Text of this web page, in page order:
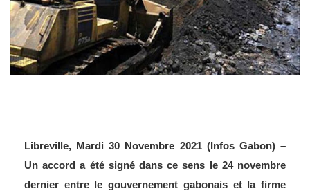
Libreville, Mardi 30 Novembre 2021 (Infos Gabon) –
Un accord a été signé dans ce sens le 24 novembre
dernier entre le gouvernement gabonais et la firme